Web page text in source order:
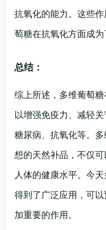
抗氧化的能力。这些
萄糖在抗氧化方面成为
总结：
综上所述，多维葡萄
以增强免疫力、减轻
糖尿病、抗氧化等。
想的天然补品，不仅
人体的健康水平。今
得到了广泛应用，可
加重要的作用。